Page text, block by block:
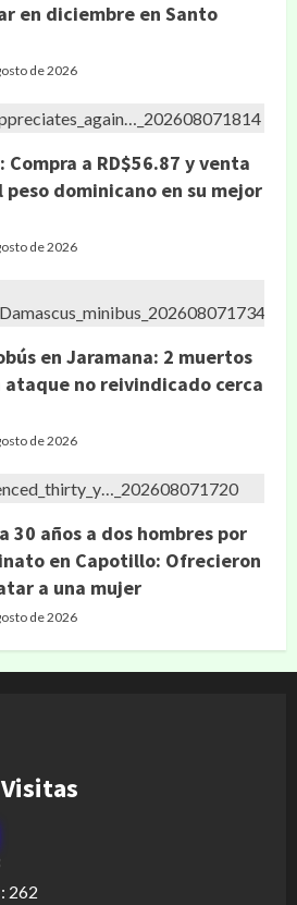
en diciembre en Santo
de 2026
Compra a RD$56.87 y venta
peso dominicano en su mejor
de 2026
en Jaramana: 2 muertos
ataque no reivindicado cerca
de 2026
30 años a dos hombres por
en Capotillo: Ofrecieron
a una mujer
de 2026
262